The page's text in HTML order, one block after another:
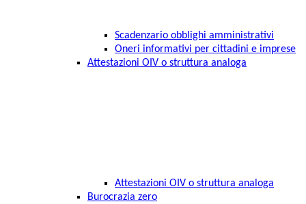
Scadenzario obblighi amministrativi
Oneri informativi per cittadini e imprese
Attestazioni OIV o struttura analoga
Attestazioni OIV o struttura analoga
Burocrazia zero